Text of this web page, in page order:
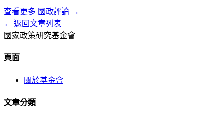
查看更多 國政評論 →
← 返回文章列表
國家政策研究基金會
頁面
關於基金會
文章分類